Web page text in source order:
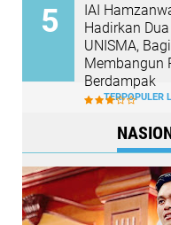
IAI
Hadirkan
UNISMA,
Membangun
Berdampak
TERPOPULER